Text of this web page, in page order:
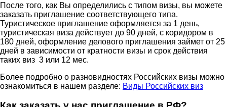
После того, как Вы определились с типом визы, вы можете
заказать приглашение соответствующего типа.
Туристическое приглашение оформляется за 1 день,
туристическая виза действует до 90 дней, с коридором в
180 дней, оформление делового приглашения займет от 25
дней в зависимости от кратности визы и срок действия
таких виз 3 или 12 мес.
Более подробно о разновидностях Российских визы можно
ознакомиться в нашем разделе: Виды Российских виз